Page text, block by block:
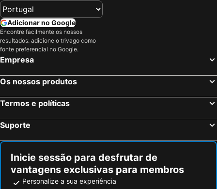
Adicionar no Google
Encontre facilmente os nossos
resultados: adicione o trivago como
fonte preferencial no Google.
Empresa
Os nossos produtos
Termos e políticas
Suporte
Inicie sessão para desfrutar de
vantagens exclusivas para membros
Personalize a sua experiência